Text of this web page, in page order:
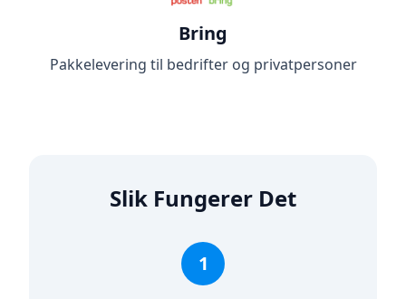
Bring
Pakkelevering til bedrifter og privatpersoner
Slik Fungerer Det
1